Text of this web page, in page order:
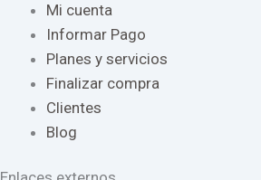
Mi cuenta
Informar Pago
Planes y servicios
Finalizar compra
Clientes
Blog